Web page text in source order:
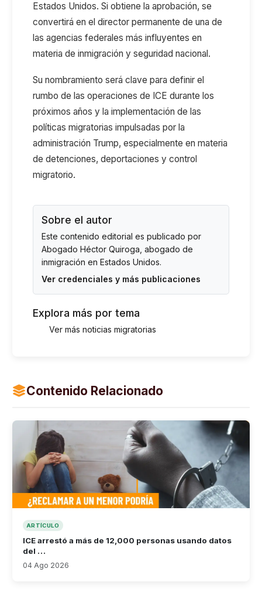
Estados Unidos. Si obtiene la aprobación, se
convertirá en el director permanente de una de
las agencias federales más influyentes en
materia de inmigración y seguridad nacional.
Su nombramiento será clave para definir el
rumbo de las operaciones de ICE durante los
próximos años y la implementación de las
políticas migratorias impulsadas por la
administración Trump, especialmente en materia
de detenciones, deportaciones y control
migratorio.
Sobre el autor
Este contenido editorial es publicado por
Abogado Héctor Quiroga , abogado de
inmigración en Estados Unidos.
Ver credenciales y más publicaciones
Explora más por tema
Ver más noticias migratorias
Contenido Relacionado
ARTÍCULO
ICE arrestó a más de 12,000 personas usando datos
del …
04 Ago 2026